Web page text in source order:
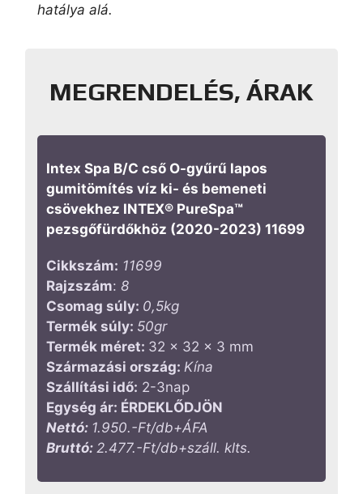
hatálya alá.
MEGRENDELÉS, ÁRAK
Intex Spa B/C cső O-gyűrű lapos
gumitömítés víz ki- és bemeneti
csövekhez INTEX® PureSpa™
pezsgőfürdőkhöz (2020-2023) 11699
Cikkszám: 11699
Rajzszám: 8
Csomag súly: 0,5kg
Termék súly: 50gr
Termék méret: 32 x 32 x 3 mm
Származási ország: Kína
Szállítási idő: 2-3nap
Egység ár: ÉRDEKLŐDJÖN
Nettó: 1.950.-Ft/db+ÁFA
Bruttó: 2.477.-Ft/db+száll. klts.